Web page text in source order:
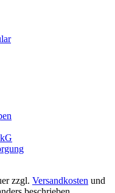
zzgl. Versandkosten und